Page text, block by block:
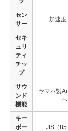
セン
サー
加速度
セキ
ュリ
ティ
チッ
プ
サウ
ンド
機能
ヤマハ製
キー
ボー
JIS（85